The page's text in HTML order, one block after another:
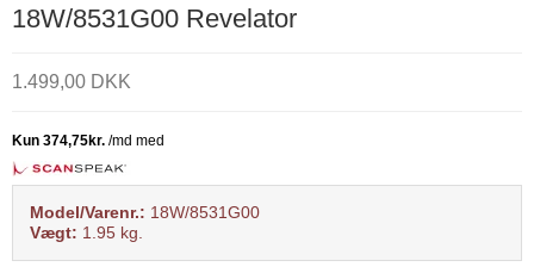
18W/8531G00 Revelator
1.499,00 DKK
Model/Varenr.: 18W/8531G00
Vægt: 1.95 kg.